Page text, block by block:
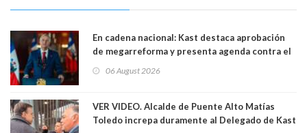
En cadena nacional: Kast destaca aprobación
de megarreforma y presenta agenda contra el
06 August 2026
VER VIDEO. Alcalde de Puente Alto Matías
Toledo increpa duramente al Delegado de Kast